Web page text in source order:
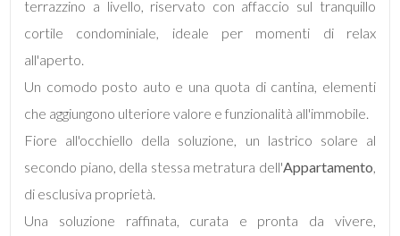
terrazzino a livello, riservato con affaccio sul tranquillo
cortile condominiale, ideale per momenti di relax
all'aperto.
Un comodo posto auto e una quota di cantina, elementi
che aggiungono ulteriore valore e funzionalità all'immobile.
Fiore all'occhiello della soluzione, un lastrico solare al
secondo piano, della stessa metratura dell'Appartamento,
di esclusiva proprietà.
Una soluzione raffinata, curata e pronta da vivere,
3
4